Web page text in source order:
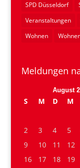
SPD Düsseldorf
Veranstaltungen
Wohnen
Meldungen
August
S M D M
2
3 4 5
9
10 11 12
16
17 18 19